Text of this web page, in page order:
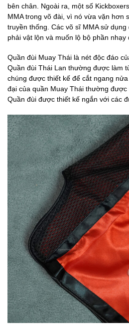
bên chân. Ngoài ra, một số
MMA trong võ đài, vì nó vừa vặn hơn
truyền thống. Các võ sĩ MMA sử
phải vật lộn và muốn lộ bộ phần nhạy
Quần đùi Muay Thái là nét độc đáo
Quần đùi Thái Lan thường được làm
chúng được thiết kế để cắt ngang
đại của quần Muay Thái thường được
Quần đùi được thiết kế ngắn với các